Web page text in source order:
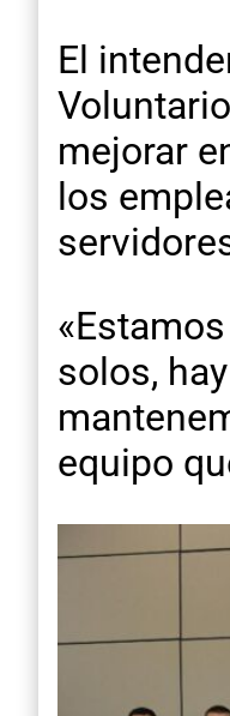
El
mejorar
los
solos,
equipo